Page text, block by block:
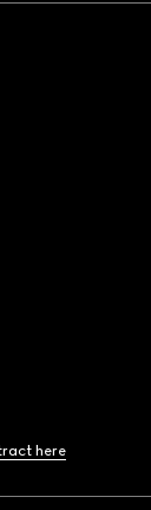
here